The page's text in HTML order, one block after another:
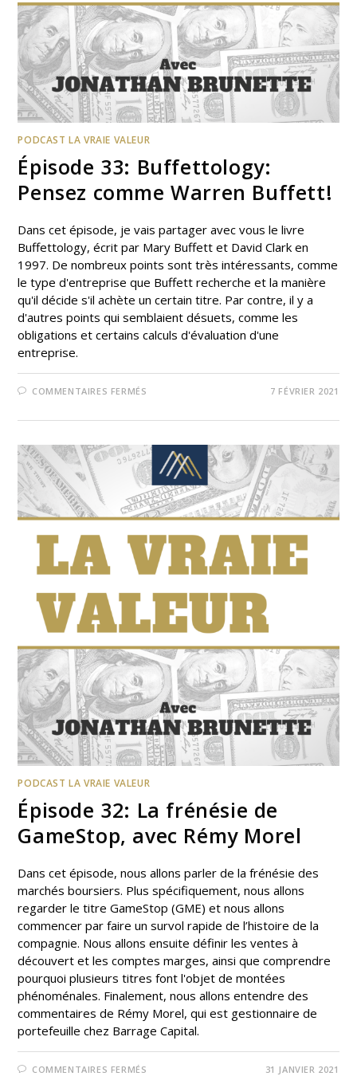
PODCAST LA VRAIE VALEUR
Épisode 33: Buffettology:
Pensez comme Warren Buffett!
Dans cet épisode, je vais partager avec vous le livre
Buffettology, écrit par Mary Buffett et David Clark en
1997. De nombreux points sont très intéressants, comme
le type d'entreprise que Buffett recherche et la manière
qu'il décide s'il achète un certain titre. Par contre, il y a
d'autres points qui semblaient désuets, comme les
obligations et certains calculs d'évaluation d'une
entreprise.
COMMENTAIRES FERMÉS 7 FÉVRIER 2021
PODCAST LA VRAIE VALEUR
Épisode 32: La frénésie de
GameStop, avec Rémy Morel
Dans cet épisode, nous allons parler de la frénésie des
marchés boursiers. Plus spécifiquement, nous allons
regarder le titre GameStop (GME) et nous allons
commencer par faire un survol rapide de l’histoire de la
compagnie. Nous allons ensuite définir les ventes à
découvert et les comptes marges, ainsi que comprendre
pourquoi plusieurs titres font l'objet de montées
phénoménales. Finalement, nous allons entendre des
commentaires de Rémy Morel, qui est gestionnaire de
portefeuille chez Barrage Capital.
COMMENTAIRES FERMÉS 31 JANVIER 2021